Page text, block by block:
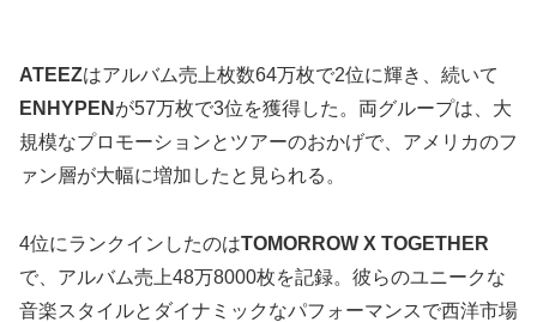
ATEEZはアルバム売上枚数64万枚で2位に輝き、続いて
ENHYPEN が57万枚で3位を獲得した。両グループは、大
規模なプロモーションとツアーのおかげで、アメリカのフ
ァン層が大幅に増加したと見られる。
4位にランクインしたのはTOMORROW X TOGETHER
で、アルバム売上48万8000枚を記録。彼らのユニークな
音楽スタイルとダイナミックなパフォーマンスで西洋市場